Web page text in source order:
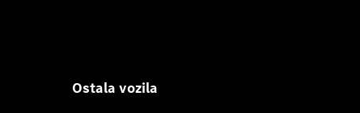
Ostala vozila